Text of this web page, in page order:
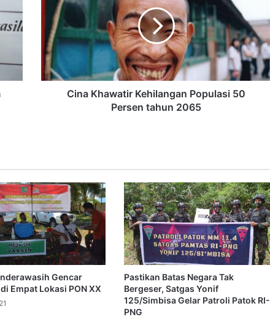
Cina Khawatir Kehilangan Populasi 50
Persen tahun 2065
Gencar
Empat Lokasi PON XX
Pastikan Batas Negara Tak
Bergeser, Satgas Yonif
125/Simbisa Gelar Patroli Patok RI-
PNG